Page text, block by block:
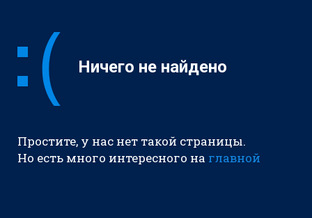
Ничего не найдено
Простите, у нас нет такой страницы.
Но есть много интересного на главной